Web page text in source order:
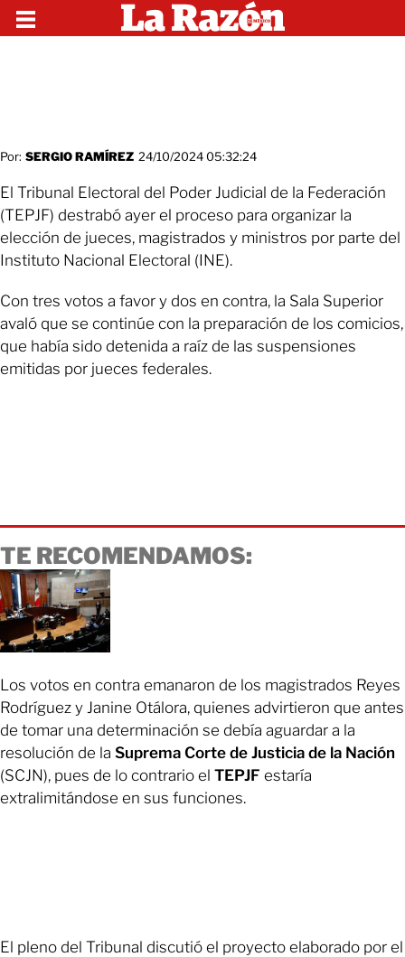
Por: SERGIO RAMÍREZ 24/10/2024 05:32:24
El Tribunal Electoral del Poder Judicial de la Federación
(TEPJF) destrabó ayer el proceso para organizar la
elección de jueces, magistrados y ministros por parte del
Instituto Nacional Electoral (INE).
Con tres votos a favor y dos en contra, la Sala Superior
avaló que se continúe con la preparación de los comicios,
que había sido detenida a raíz de las suspensiones
emitidas por jueces federales.
TE RECOMENDAMOS:
Los votos en contra emanaron de los magistrados Reyes
Rodríguez y Janine Otálora, quienes advirtieron que antes
de tomar una determinación se debía aguardar a la
resolución de la Suprema Corte de Justicia de la Nación
(SCJN), pues de lo contrario el TEPJF estaría
extralimitándose en sus funciones.
El pleno del Tribunal discutió el proyecto elaborado por el